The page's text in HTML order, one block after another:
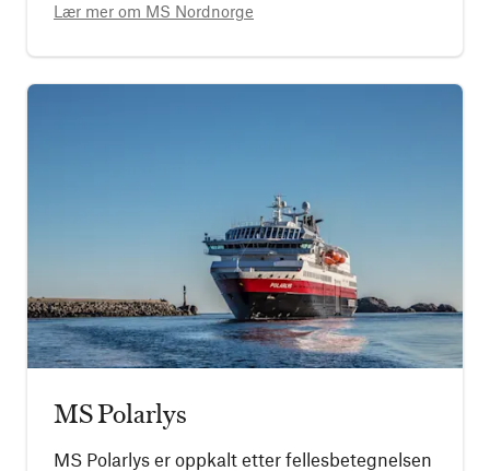
Lær mer om MS Nordnorge
MS Polarlys
MS Polarlys er oppkalt etter fellesbetegnelsen